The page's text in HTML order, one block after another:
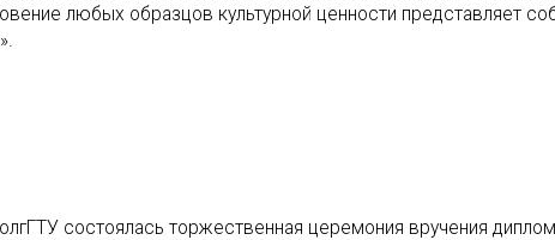
любых образцов культурной ценности представляет
состоялась торжественная церемония вручения